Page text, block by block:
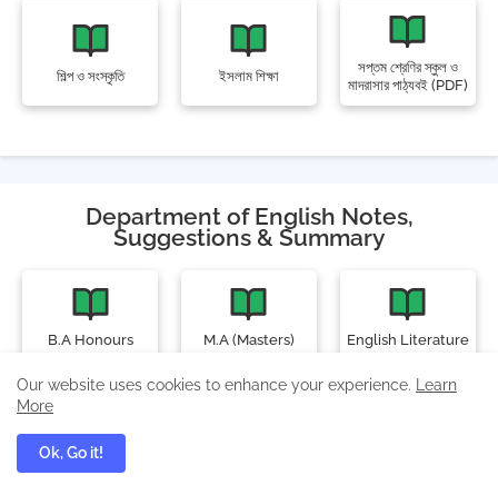
শিল্প ও সংস্কৃতি ইসলাম শিক্ষা
সপ্তম শ্রেণির স্কুল ও
মাদরাসার পাঠ্যবই (PDF)
Department of English Notes,
Suggestions & Summary
B.A Honours M.A (Masters) English Literature
POPULAR POSTS
Our website uses cookies to enhance your experience.
Learn
More
Ok, Go it!